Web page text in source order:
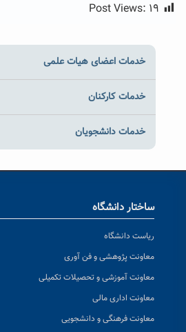
Post Views: ۱۹
خدمات اعضای هیات علمی
خدمات کارکنان
خدمات دانشجویان
ساختار دانشگاه
ریاست دانشگاه
معاونت پژوهشی و فن آوری
معاونت آموزشی و تحصیلات تکمیلی
معاونت اداری مالی
معاونت فرهنگی و دانشجویی